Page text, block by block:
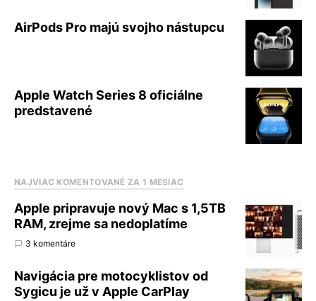
AirPods Pro majú svojho nástupcu
Apple Watch Series 8 oficiálne
predstavené
NAJVIAC KOMENTOVANÉ ZA 1 MESIAC
Apple pripravuje nový Mac s 1,5TB
RAM, zrejme sa nedoplatíme
3 komentáre
Navigácia pre motocyklistov od
Sygicu je už v Apple CarPlay